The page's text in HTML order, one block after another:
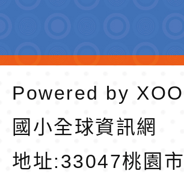
Powered by
國小全球資訊網
地址:33047桃園